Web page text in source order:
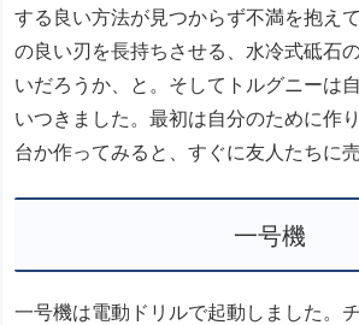
する良い方法が見つからず不満を抱え
の良い刃を長持ちさせる、水冷式砥石
いだろうか、と。そしてトルグニーは
いつきました。最初は自分のために作
台か作ってみると、すぐに友人たちに
一号機
一号機は電動ドリルで起動しました。